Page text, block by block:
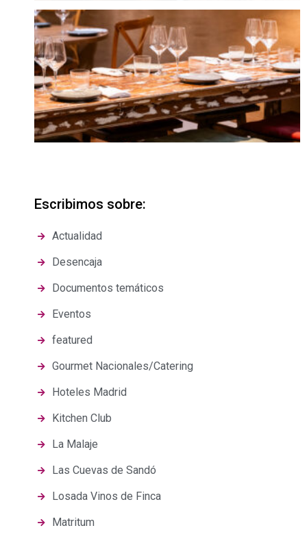
Escribimos sobre:
Actualidad
Desencaja
Documentos temáticos
Eventos
featured
Gourmet Nacionales/Catering
Hoteles Madrid
Kitchen Club
La Malaje
Las Cuevas de Sandó
Losada Vinos de Finca
Matritum